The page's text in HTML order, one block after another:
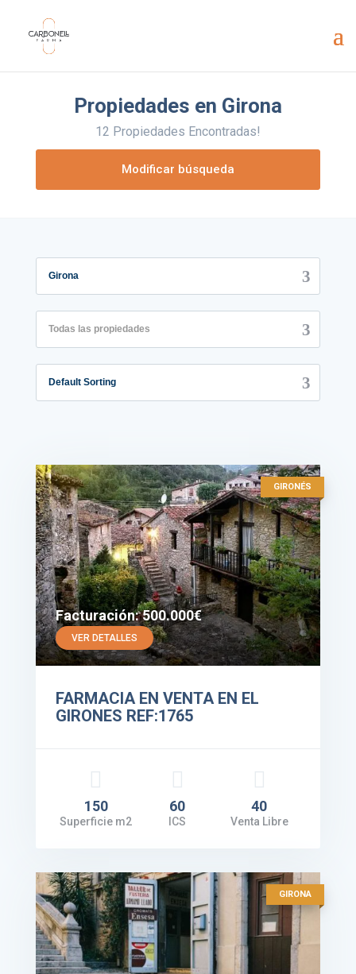
Modificar búsqueda
Propiedades en Girona
12 Propiedades Encontradas!
Girona
Todas las propiedades
Default Sorting
GIRONÉS
Facturación: 500.000€
VER DETALLES
FARMACIA EN VENTA EN EL
GIRONES REF:1765
150
Superficie m2
60
ICS
40
Venta Libre
GIRONA